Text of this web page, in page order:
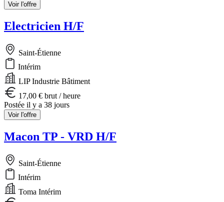
Voir l'offre
Electricien H/F
Saint-Étienne
Intérim
LIP Industrie Bâtiment
17,00 € brut / heure
Postée il y a 38 jours
Voir l'offre
Macon TP - VRD H/F
Saint-Étienne
Intérim
Toma Intérim